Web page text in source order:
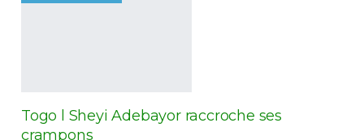
Togo l Sheyi Adebayor raccroche ses
crampons